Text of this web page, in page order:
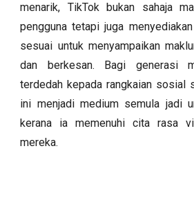
menarik, TikTok bukan sahaja
pengguna tetapi juga
sesuai untuk menyampaikan
dan berkesan. Bagi generasi
terdedah kepada rangkaian sosial
ini menjadi medium semula jadi
kerana ia memenuhi cita rasa
mereka.